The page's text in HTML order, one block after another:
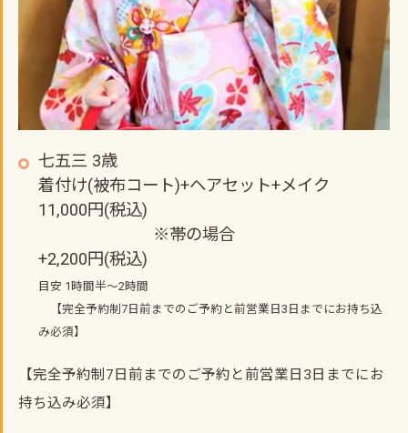
七五三 3歳
着付け(被布コート)+ヘアセット+メイク
11,000円(税込)
※帯の場合
+2,200円(税込)
目安 1時間半～2時間
【完全予約制7日前までのご予約と前営業日3日までにお持ち込
み必須】
【完全予約制7日前までのご予約と前営業日3日までにお
持ち込み必須】